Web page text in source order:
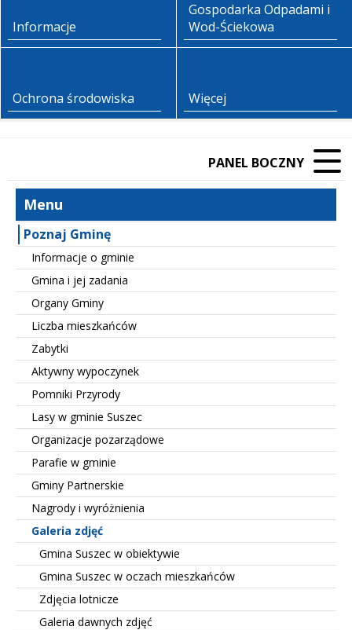
Informacje
Gospodarka Odpadami i
Wod-Ściekowa
Ochrona środowiska Więcej
PANEL BOCZNY
Menu
Poznaj Gminę
Informacje o gminie
Gmina i jej zadania
Organy Gminy
Liczba mieszkańców
Zabytki
Aktywny wypoczynek
Pomniki Przyrody
Lasy w gminie Suszec
Organizacje pozarządowe
Parafie w gminie
Gminy Partnerskie
Nagrody i wyróżnienia
Galeria zdjęć
Gmina Suszec w obiektywie
Gmina Suszec w oczach mieszkańców
Zdjęcia lotnicze
Galeria dawnych zdjęć